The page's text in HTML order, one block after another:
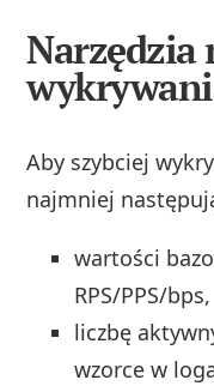
Aby szybciej
najmniej
wartości
RPS/PPS/bps,
liczbę
wzorce w